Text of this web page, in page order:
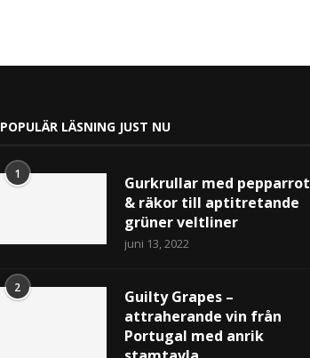
POPULÄR LÄSNING JUST NU
1
Gurkrullar med pepparrot
& räkor till aptitretande
grüner veltliner
juni 13, 2022
2
Guilty Grapes –
attraherande vin från
Portugal med anrik